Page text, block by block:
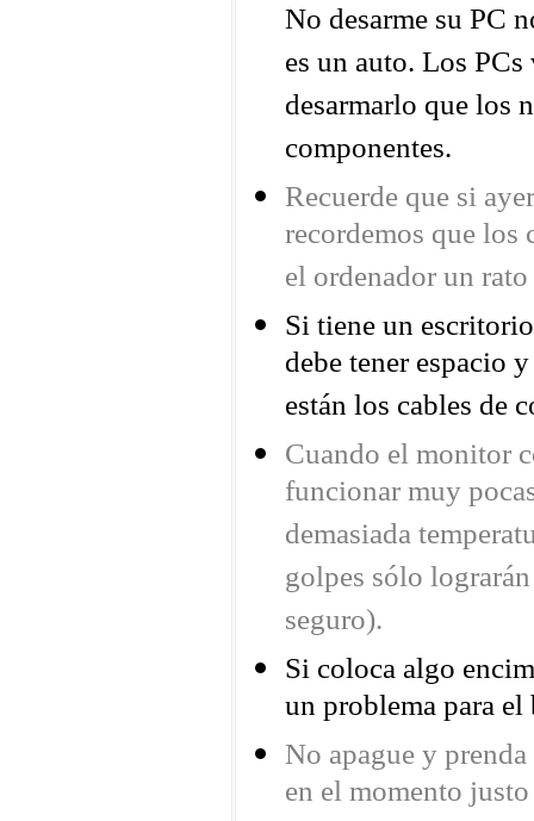
No desarme su PC
es un auto. Los
desarmarlo que los
componentes.
Recuerde que si
recordemos que los
el ordenador un
Si tiene un
debe tener espacio
están los cables de
Cuando el monitor
funcionar muy
demasiada
golpes sólo
seguro).
Si coloca algo
un problema para
No apague y
en el momento